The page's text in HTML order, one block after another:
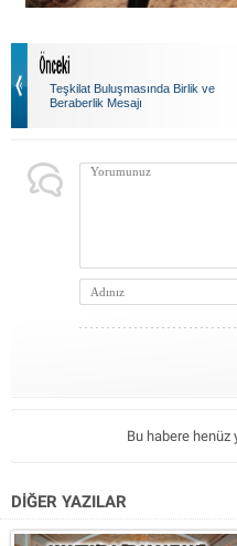
Teşkilat Buluşmasında Birlik ve
Beraberlik Mesajı
Bu habere
DİĞER YAZILAR